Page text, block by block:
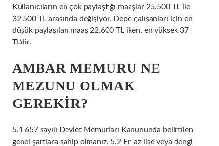
Kullanıcıların en çok paylaştığı maaşlar 25.500 TL ile
32.500 TL arasında değişiyor. Depo çalışanları için en
düşük paylaşılan maaş 22.600 TL iken, en yüksek 37
TL’dir.
AMBAR MEMURU NE
MEZUNU OLMAK
GEREKIR?
5.1 657 sayılı Devlet Memurları Kanununda belirtilen
genel şartlara sahip olmanız, 5.2 En az lise veya dengi